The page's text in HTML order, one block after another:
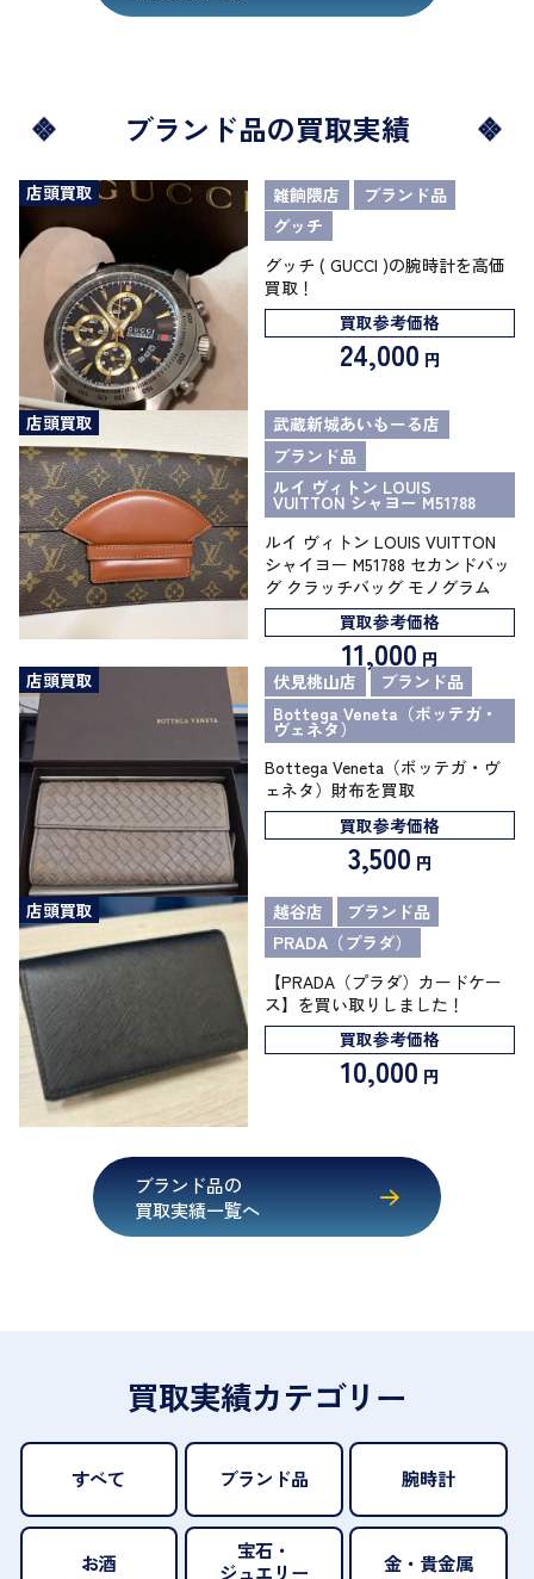
ブランド品の買取実績
店頭買取 雑餉隈店
ブランド品
グッチ
グッチ ( GUCCI )の腕時計を高価
買取！
買取参考価格
24,000 円
店頭買取
武蔵新城あいもーる店
ブランド品
ルイ ヴィトン LOUIS
VUITTON シャヨー M51788
ルイ ヴィトン LOUIS VUITTON
シャイヨー M51788 セカンドバッ
グ クラッチバッグ モノグラム
買取参考価格
11,000 円
店頭買取
伏見桃山店
ブランド品
Bottega Veneta（ボッテガ・
ヴェネタ）
Bottega Veneta（ボッテガ・ヴ
ェネタ）財布を買取
買取参考価格
3,500 円
店頭買取
越谷店
ブランド品
PRADA（プラダ）
【PRADA（プラダ）カードケー
ス】を買い取りしました！
買取参考価格
10,000 円
ブランド品の
買取実績一覧へ
買取実績カテゴリー
すべて ブランド品 腕時計
お酒
宝石・
ジュエリー
金・貴金属